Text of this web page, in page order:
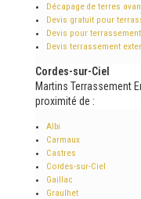
Décapage de terres
Devis gratuit pour
Devis pour
Devis terrassement
Cordes-sur-Ciel
Martins Terrassement
proximité de :
Albi
Carmaux
Castres
Cordes-sur-Ciel
Gaillac
Graulhet